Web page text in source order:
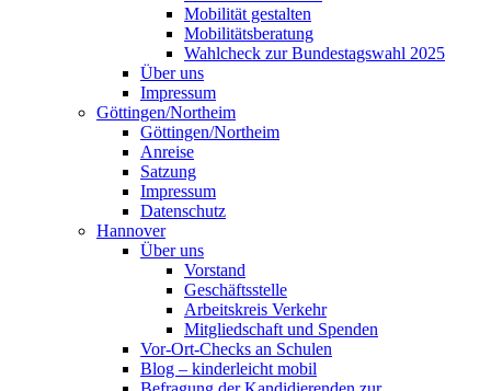
Mobilität gestalten
Mobilitätsberatung
Wahlcheck zur Bundestagswahl 2025
Über uns
Impressum
Göttingen/Northeim
Göttingen/Northeim
Anreise
Satzung
Impressum
Datenschutz
Hannover
Über uns
Vorstand
Geschäftsstelle
Arbeitskreis Verkehr
Mitgliedschaft und Spenden
Vor-Ort-Checks an Schulen
Blog – kinderleicht mobil